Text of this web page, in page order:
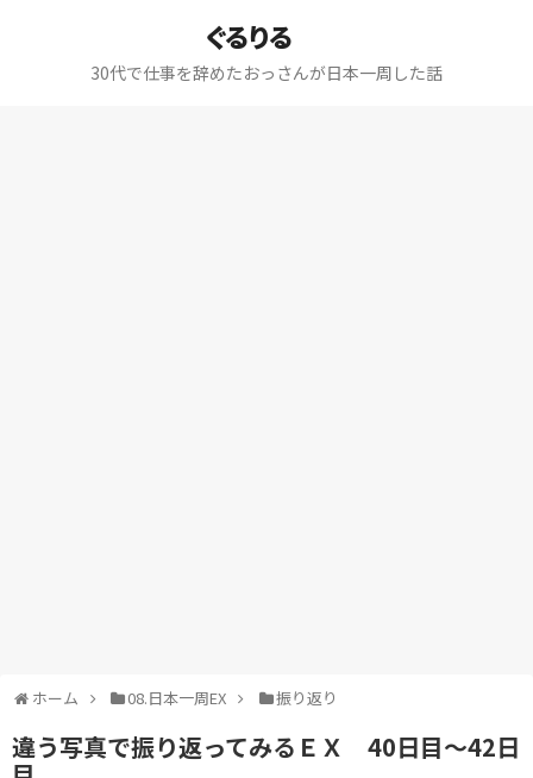
ぐるりる
30代で仕事を辞めたおっさんが日本一周した話
ホーム 08.日本一周EX 振り返り
違う写真で振り返ってみるＥＸ 40日目～42日